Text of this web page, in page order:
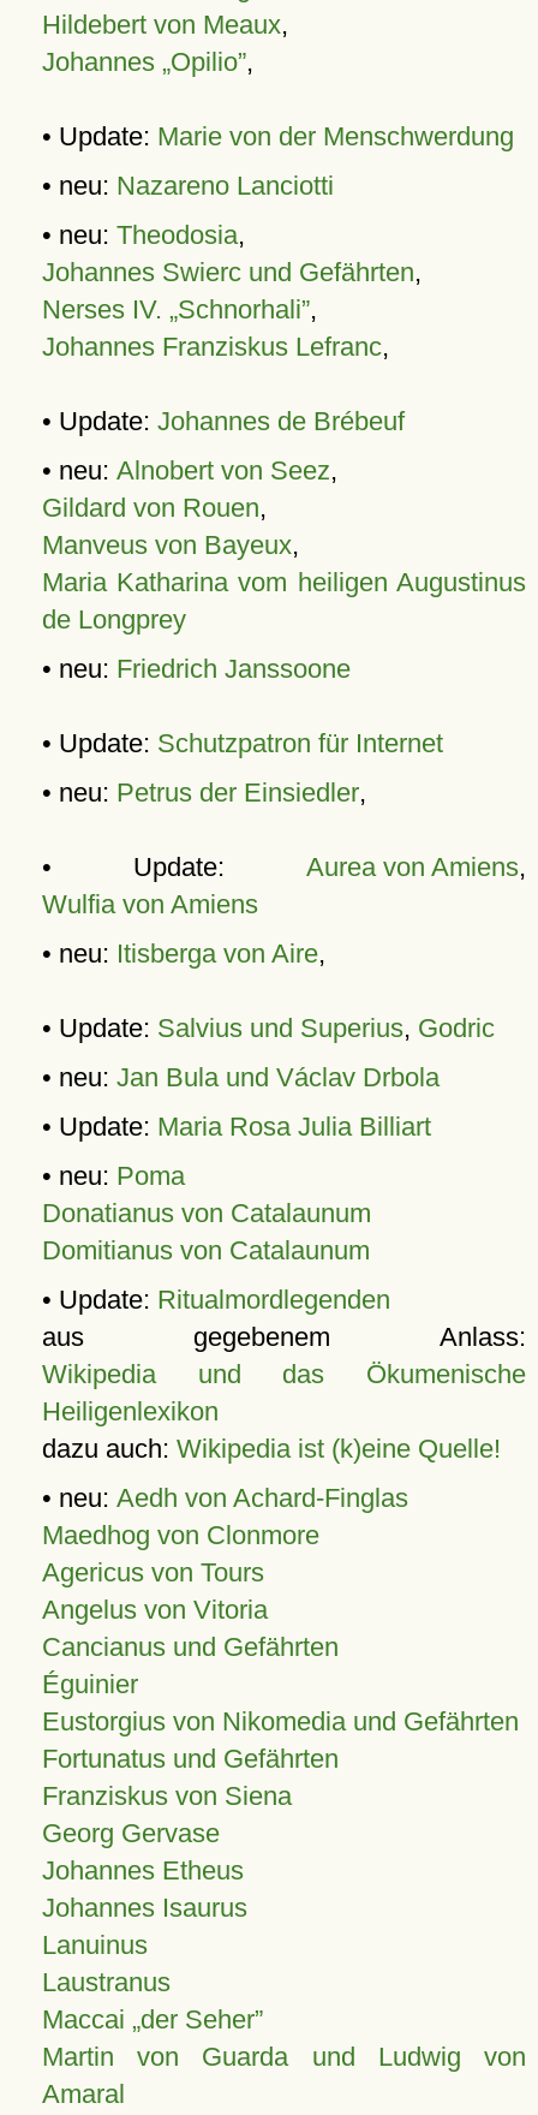
Hildebert von Meaux,
Johannes „Opilio”,
• Update: Marie von der Menschwerdung
• neu: Nazareno Lanciotti
• neu: Theodosia,
Johannes Swierc und Gefährten,
Nerses IV. „Schnorhali”,
Johannes Franziskus Lefranc,
• Update: Johannes de Brébeuf
• neu: Alnobert von Seez,
Gildard von Rouen,
Manveus von Bayeux,
Maria Katharina vom heiligen Augustinus
de Longprey
• neu: Friedrich Janssoone
• Update: Schutzpatron für Internet
• neu: Petrus der Einsiedler,
• Update: Aurea von Amiens,
Wulfia von Amiens
• neu: Itisberga von Aire,
• Update: Salvius und Superius, Godric
• neu: Jan Bula und Václav Drbola
• Update: Maria Rosa Julia Billiart
• neu: Poma
Donatianus von Catalaunum
Domitianus von Catalaunum
• Update: Ritualmordlegenden
aus gegebenem Anlass:
Wikipedia und das Ökumenische
Heiligenlexikon
dazu auch: Wikipedia ist (k)eine Quelle!
• neu: Aedh von Achard-Finglas
Maedhog von Clonmore
Agericus von Tours
Angelus von Vitoria
Cancianus und Gefährten
Éguinier
Eustorgius von Nikomedia und Gefährten
Fortunatus und Gefährten
Franziskus von Siena
Georg Gervase
Johannes Etheus
Johannes Isaurus
Lanuinus
Laustranus
Maccai „der Seher”
Martin von Guarda und Ludwig von
Amaral